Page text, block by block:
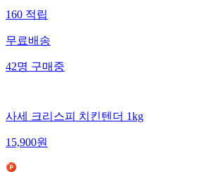
160적립
무료배송
42명구매중
사세 크리스피 치킨텐더 1kg
15,900원